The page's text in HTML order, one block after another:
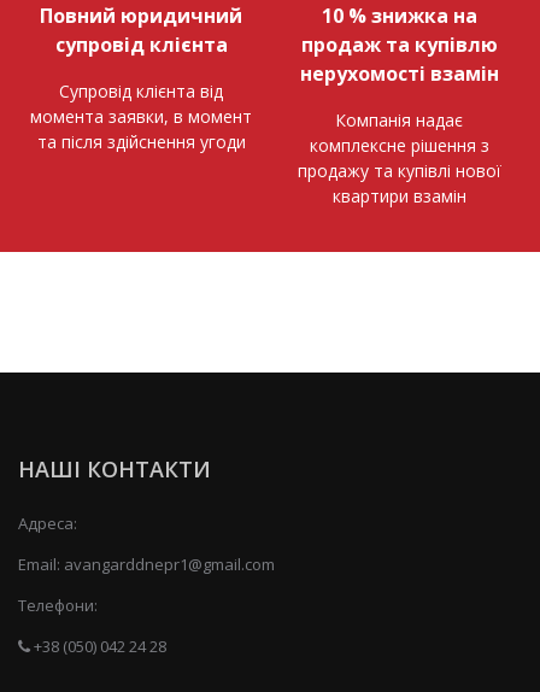
Повний юридичний
супровід клієнта
Супровід клієнта від
момента заявки, в момент
та після здійснення угоди
10 % знижка на
продаж та купівлю
нерухомості взамін
Компанія надає
комплексне рішення з
продажу та купівлі нової
квартири взамін
НАШІ КОНТАКТИ
Адреса:
Email: avangarddnepr1@gmail.com
Телефони:
+38 (050) 042 24 28